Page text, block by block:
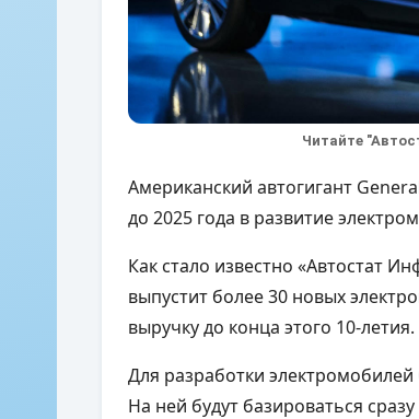
Читайте
Американский автогигант
до 2025 года в развитие
Как стало известно «Автостат
выпустит более 30 новых
выручку до конца этого 10-летия.
Для разработки
На ней будут базироваться